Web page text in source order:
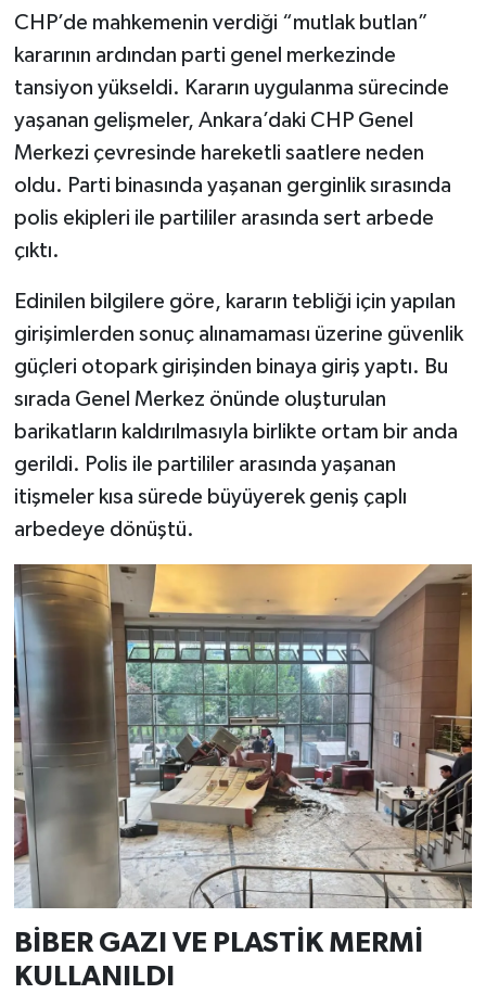
CHP’de mahkemenin verdiği “mutlak butlan”
kararının ardından parti genel merkezinde
tansiyon yükseldi. Kararın uygulanma sürecinde
yaşanan gelişmeler, Ankara’daki CHP Genel
Merkezi çevresinde hareketli saatlere neden
oldu. Parti binasında yaşanan gerginlik sırasında
polis ekipleri ile partililer arasında sert arbede
çıktı.
Edinilen bilgilere göre, kararın tebliği için yapılan
girişimlerden sonuç alınamaması üzerine güvenlik
güçleri otopark girişinden binaya giriş yaptı. Bu
sırada Genel Merkez önünde oluşturulan
barikatların kaldırılmasıyla birlikte ortam bir anda
gerildi. Polis ile partililer arasında yaşanan
itişmeler kısa sürede büyüyerek geniş çaplı
arbedeye dönüştü.
BİBER GAZI VE PLASTİK MERMİ
KULLANILDI